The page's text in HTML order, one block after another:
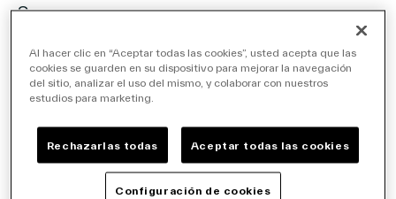
Somos
mundiales
en
electrónicas
para
Al hacer clic en “Aceptar todas las cookies”, usted acepta que las
cookies se guarden en su dispositivo para mejorar la navegación
del sitio, analizar el uso del mismo, y colaborar con nuestros
estudios para marketing.
Rechazarlas todas Aceptar todas las cookies
Configuración de cookies